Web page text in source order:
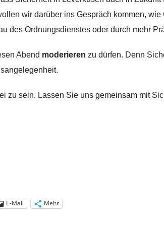
wir darüber ins Gespräch kommen,
des Ordnungsdienstes oder durch mehr
Abend moderieren zu dürfen. Denn
zu sein. Lassen Sie uns gemeinsam mit
E-Mail Mehr